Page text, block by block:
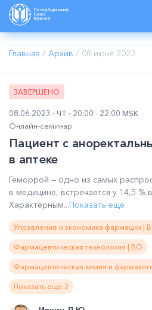
Главная / Архив / 08 июня 2023
ЗАВЕРШЕНО
08.06.2023 ЧТ 20:00 - 22:00 MSK
Онлайн-семинар
Пациент с
в аптеке
Геморрой — одно из самых
в медицине, встречается у 14,5 %
Характерным...Показать ещё
Управление и экономика фармации |
Фармацевтическая технология | ВО
Фармацевтическая химия и
Показать ещё 2